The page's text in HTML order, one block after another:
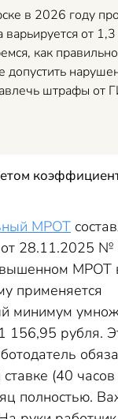
в 2026 году
от
как правильно
допустить
штрафы от
МРОТ
от 28.11.2025
МРОТ
применяется
минимум
156,95 рубля.
(40
полностью.